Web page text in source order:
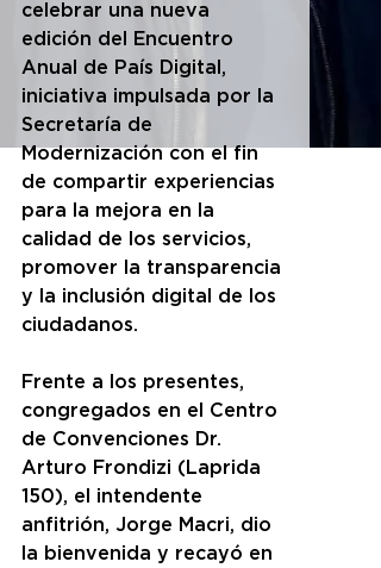
celebrar una nueva
edición del Encuentro
Anual de País Digital,
iniciativa impulsada por la
Secretaría de
Modernización con el fin
de compartir experiencias
para la mejora en la
calidad de los servicios,
promover la transparencia
y la inclusión digital de los
ciudadanos.
Frente a los presentes,
congregados en el Centro
de Convenciones Dr.
Arturo Frondizi (Laprida
150), el intendente
anfitrión, Jorge Macri, dio
la bienvenida y recayó en